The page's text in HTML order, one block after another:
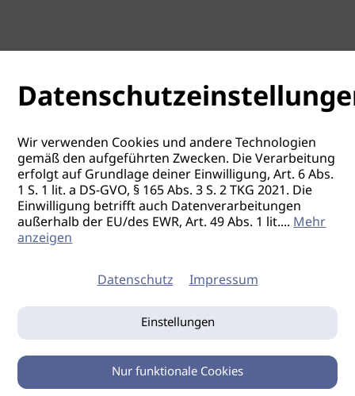
Wir verwenden Cookies und andere Technologien
gemäß den aufgeführten Zwecken. Die Verarbeitung
erfolgt auf Grundlage deiner Einwilligung, Art. 6 Abs.
1 S. 1 lit. a DS-GVO, § 165 Abs. 3 S. 2 TKG 2021. Die
Einwilligung betrifft auch Datenverarbeitungen
außerhalb der EU/des EWR, Art. 49 Abs. 1 lit....Mehr
anzeigen
Datenschutz Impressum
Einstellungen
Nur funktionale Cookies